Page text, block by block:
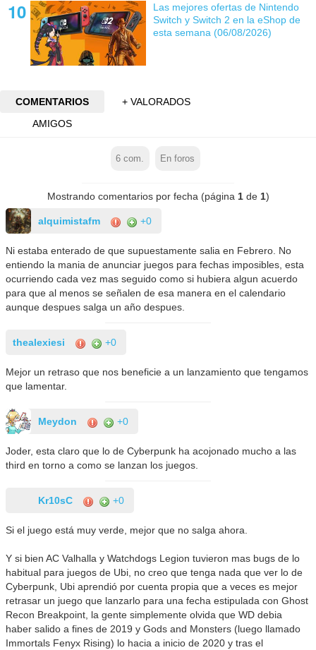
Las mejores ofertas de Nintendo
Switch y Switch 2 en la eShop de
esta semana (06/08/2026)
COMENTARIOS
+ VALORADOS
AMIGOS
6 com. En foros
Mostrando comentarios por fecha (página 1de 1)
alquimistafm +0
Ni estaba enterado de que supuestamente salia en Febrero. No
entiendo la mania de anunciar juegos para fechas imposibles, esta
ocurriendo cada vez mas seguido como si hubiera algun acuerdo
para que al menos se señalen de esa manera en el calendario
aunque despues salga un año despues.
thealexiesi +0
Mejor un retraso que nos beneficie a un lanzamiento que tengamos
que lamentar.
Meydon +0
Joder, esta claro que lo de Cyberpunk ha acojonado mucho a las
third en torno a como se lanzan los juegos.
Kr10sC +0
Si el juego está muy verde, mejor que no salga ahora.
Y si bien AC Valhalla y Watchdogs Legion tuvieron mas bugs de lo
habitual para juegos de Ubi, no creo que tenga nada que ver lo de
Cyberpunk, Ubi aprendió por cuenta propia que a veces es mejor
retrasar un juego que lanzarlo para una fecha estipulada con Ghost
Recon Breakpoint, la gente simplemente olvida que WD debia
haber salido a fines de 2019 y Gods and Monsters (luego llamado
Immortals Fenyx Rising) lo hacia a inicio de 2020 y tras el